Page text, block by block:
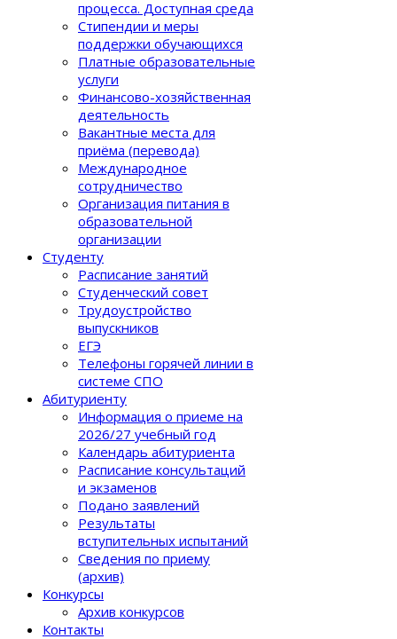
процеcса. Доступная среда
Стипендии и меры
поддержки обучающихся
Платные образовательные
услуги
Финансово-хозяйственная
деятельность
Вакантные места для
приёма (перевода)
Международное
сотрудничество
Организация питания в
образовательной
организации
Студенту
Расписание занятий
Студенческий совет
Трудоустройство
выпускников
ЕГЭ
Телефоны горячей линии в
системе СПО
Абитуриенту
Информация о приеме на
2026/27 учебный год
Календарь абитуриента
Расписание консультаций
и экзаменов
Подано заявлений
Результаты
вступительных испытаний
Сведения по приему
(архив)
Конкурсы
Архив конкурсов
Контакты